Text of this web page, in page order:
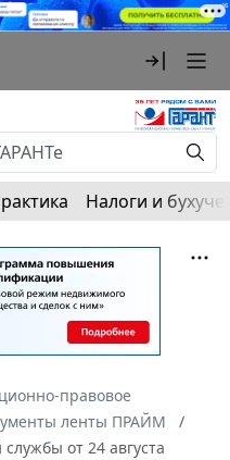
Налоги и
правовое
ленты ПРАЙМ
от 24 августа